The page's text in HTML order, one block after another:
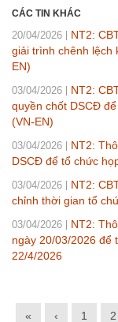
CÁC TIN KHÁC
20/04/2026
NT2:
giải trình chênh lệch
EN)
03/04/2026
NT2:
quyền chốt DSCĐ
(VN-EN)
03/04/2026
NT2:
DSCĐ để tổ chức
03/04/2026
NT2:
chỉnh thời gian tổ
03/04/2026
NT2:
ngày 20/03/2026
22/4/2026
« ‹ 1 2